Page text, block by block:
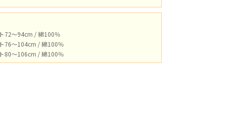
72～94cm / 綿100％
76～104cm / 綿100％
80～106cm / 綿100％